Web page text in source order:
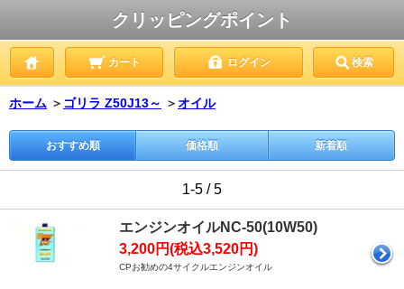
クリッピングポイント
カート ログイン 検索
ホーム ＞ ゴリラ Z50J13～ ＞オイル
おすすめ順 価格順 新着順
1-5 / 5
エンジンオイルNC-50(10W50)
3,200円(税込3,520円)
CPお勧めの4サイクルエンジンオイル